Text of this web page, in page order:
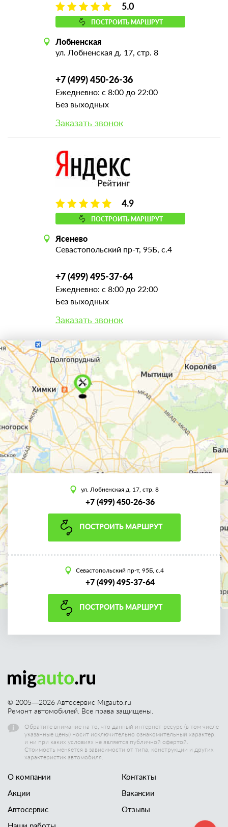
5.0
ПОСТРОИТЬ МАРШРУТ
Лобненская
ул. Лобненская д. 17, стр. 8
+7 (499) 450-26-36
Ежедневно: с 8:00 до 22:00
Без выходных
Заказать звонок
4.9
ПОСТРОИТЬ МАРШРУТ
Ясенево
Севастопольский пр-т, 95Б, с.4
+7 (499) 495-37-64
Ежедневно: с 8:00 до 22:00
Без выходных
Заказать звонок
ул. Лобненская д. 17, стр. 8
+7 (499) 450-26-36
ПОСТРОИТЬ МАРШРУТ
Севастопольский пр-т, 95Б, с.4
+7 (499) 495-37-64
ПОСТРОИТЬ МАРШРУТ
© 2005—2026 Автосервис Migauto.ru
Ремонт автомобилей. Все права защищены.
Обратите внимание на то, что данный интернет-ресурс (в том числе
указанные цены) носит исключительно ознакомительный характер,
и ни при каких условиях не является публичной офертой.
Стоимость меняется в зависимости от типа, конструкции и других
характеристик автомобиля.
О компании
Акции
Автосервис
Контакты
Вакансии
Отзывы